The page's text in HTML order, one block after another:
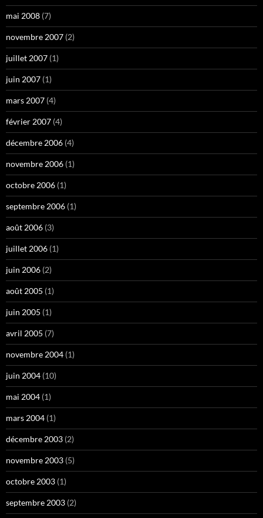
mai 2008 (7)
novembre 2007 (2)
juillet 2007 (1)
juin 2007 (1)
mars 2007 (4)
février 2007 (4)
décembre 2006 (4)
novembre 2006 (1)
octobre 2006 (1)
septembre 2006 (1)
août 2006 (3)
juillet 2006 (1)
juin 2006 (2)
août 2005 (1)
juin 2005 (1)
avril 2005 (7)
novembre 2004 (1)
juin 2004 (10)
mai 2004 (1)
mars 2004 (1)
décembre 2003 (2)
novembre 2003 (5)
octobre 2003 (1)
septembre 2003 (2)